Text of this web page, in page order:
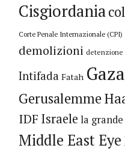
Cisgiordania
Corte Penale Internazionale (CPI)
demolizioni detenzione
Intifada Fatah Gaza
Gerusalemme
IDF Israele la
Middle East Eye